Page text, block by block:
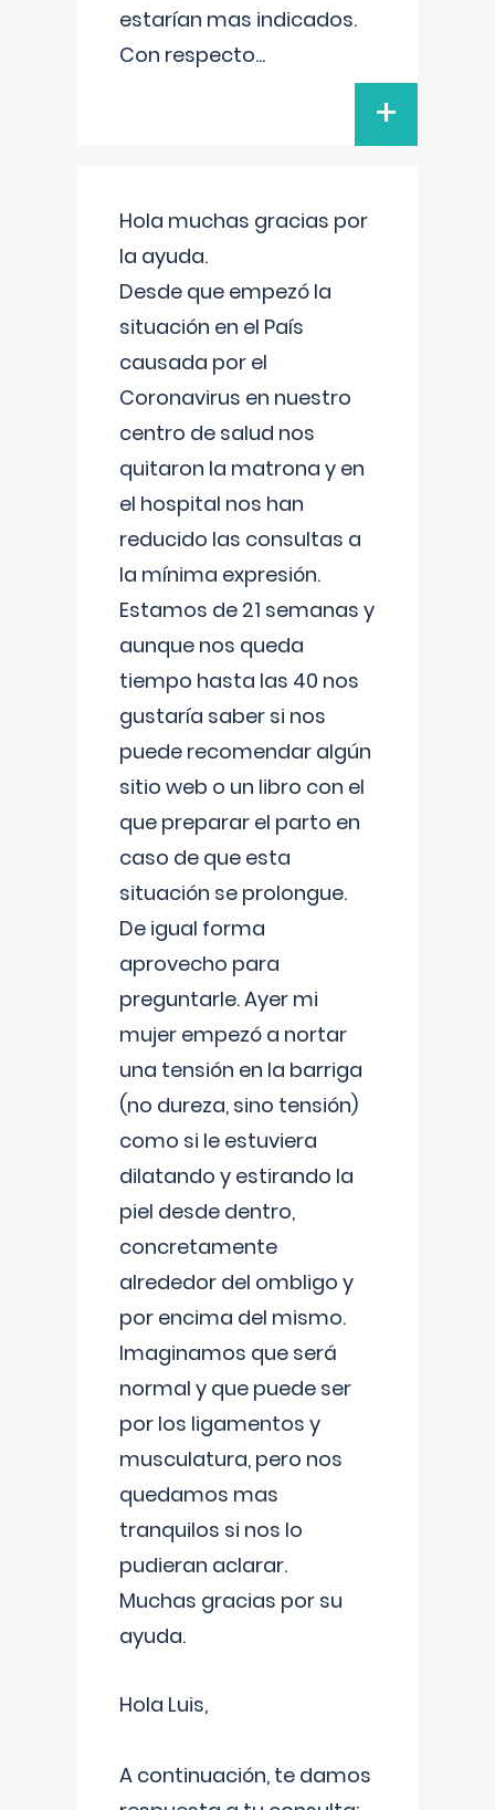
estarían mas indicados.
Con respecto...
+
Hola muchas gracias por
la ayuda.
Desde que empezó la
situación en el País
causada por el
Coronavirus en nuestro
centro de salud nos
quitaron la matrona y en
el hospital nos han
reducido las consultas a
la mínima expresión.
Estamos de 21 semanas y
aunque nos queda
tiempo hasta las 40 nos
gustaría saber si nos
puede recomendar algún
sitio web o un libro con el
que preparar el parto en
caso de que esta
situación se prolongue.
De igual forma
aprovecho para
preguntarle. Ayer mi
mujer empezó a nortar
una tensión en la barriga
(no dureza, sino tensión)
como si le estuviera
dilatando y estirando la
piel desde dentro,
concretamente
alrededor del ombligo y
por encima del mismo.
Imaginamos que será
normal y que puede ser
por los ligamentos y
musculatura, pero nos
quedamos mas
tranquilos si nos lo
pudieran aclarar.
Muchas gracias por su
ayuda.
Hola Luis,
A continuación, te damos